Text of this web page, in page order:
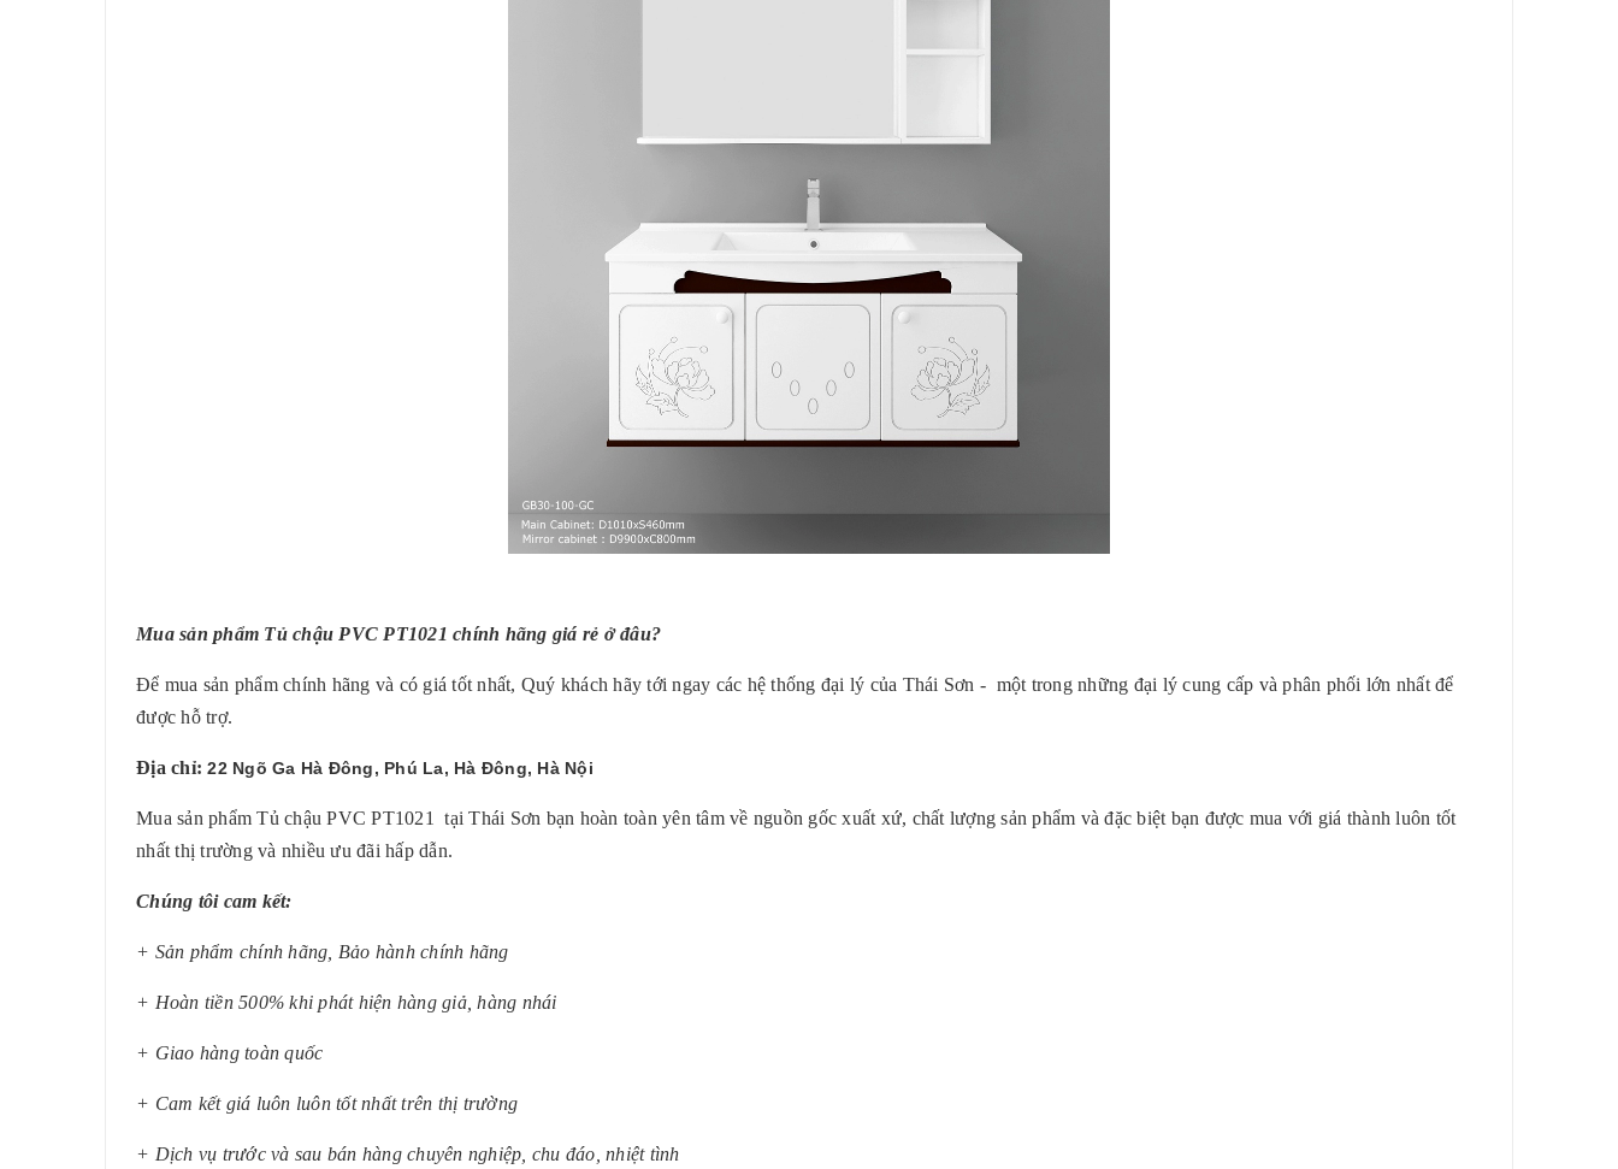
Mua sản phẩm Tủ chậu PVC PT1021 chính hãng giá rẻ ở đâu?
Để mua sản phẩm chính hãng và có giá tốt nhất, Quý khách hãy tới ngay các hệ thống đại lý của Thái Sơn - một trong những đại lý cung cấp và phân phối lớn nhất để
được hỗ trợ.
Địa chỉ: 22 Ngõ Ga Hà Đông, Phú La, Hà Đông, Hà Nội
Mua sản phẩm Tủ chậu PVC PT1021 tại Thái Sơn bạn hoàn toàn yên tâm về nguồn gốc xuất xứ, chất lượng sản phẩm và đặc biệt bạn được mua với giá thành luôn tốt
nhất thị trường và nhiều ưu đãi hấp dẫn.
Chúng tôi cam kết:
+ Sản phẩm chính hãng, Bảo hành chính hãng
+ Hoàn tiền 500% khi phát hiện hàng giả, hàng nhái
+ Giao hàng toàn quốc
+ Cam kết giá luôn luôn tốt nhất trên thị trường
+ Dịch vụ trước và sau bán hàng chuyên nghiệp, chu đáo, nhiệt tình